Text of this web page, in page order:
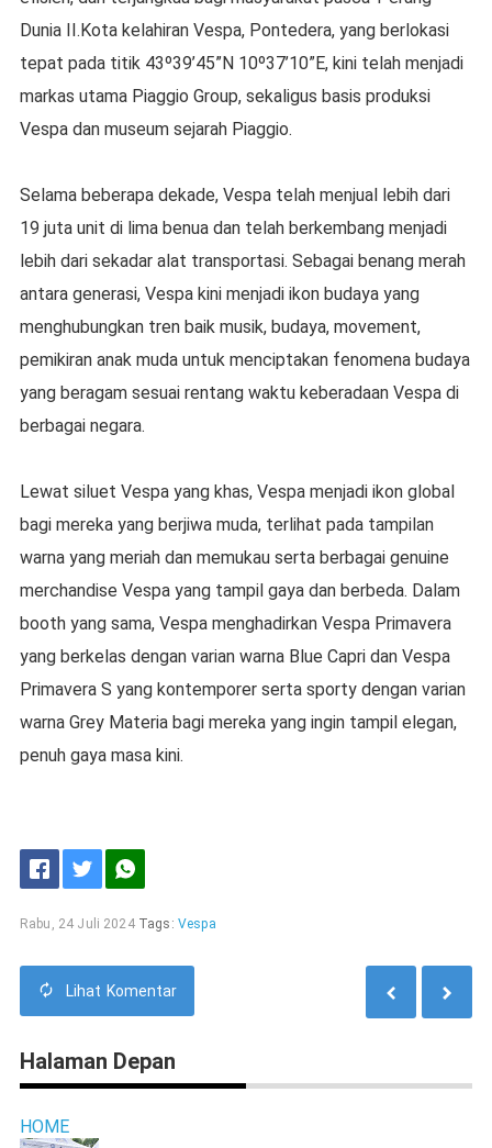
Dunia II.Kota kelahiran Vespa, Pontedera, yang berlokasi
tepat pada titik 43º39’45”N 10º37’10”E, kini telah menjadi
markas utama Piaggio Group, sekaligus basis produksi
Vespa dan museum sejarah Piaggio.
Selama beberapa dekade, Vespa telah menjual lebih dari
19 juta unit di lima benua dan telah berkembang menjadi
lebih dari sekadar alat transportasi. Sebagai benang merah
antara generasi, Vespa kini menjadi ikon budaya yang
menghubungkan tren baik musik, budaya, movement,
pemikiran anak muda untuk menciptakan fenomena budaya
yang beragam sesuai rentang waktu keberadaan Vespa di
berbagai negara.
Lewat siluet Vespa yang khas, Vespa menjadi ikon global
bagi mereka yang berjiwa muda, terlihat pada tampilan
warna yang meriah dan memukau serta berbagai genuine
merchandise Vespa yang tampil gaya dan berbeda. Dalam
booth yang sama, Vespa menghadirkan Vespa Primavera
yang berkelas dengan varian warna Blue Capri dan Vespa
Primavera S yang kontemporer serta sporty dengan varian
warna Grey Materia bagi mereka yang ingin tampil elegan,
penuh gaya masa kini.
Rabu, 24 Juli 2024 Tags: Vespa
Lihat Komentar
Halaman Depan
HOME